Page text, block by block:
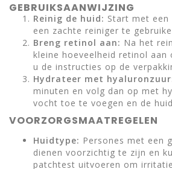
GEBRUIKSAANWIJZING
Reinig de huid: Start met een
een zachte reiniger te
Breng retinol aan: Na het
kleine hoeveelheid retinol aan
u de instructies op de
Hydrateer met
minuten en volg dan op met
vocht toe te voegen en de
VOORZORGSMAATREGELEN
Huidtype: Persones met een
dienen voorzichtig te zijn en
patchtest uitvoeren om